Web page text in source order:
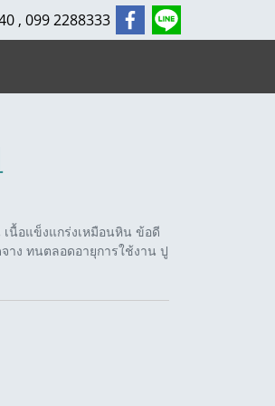
, 099 2288333
เนื้อแข็งแกร่งเหมือนหิน ข้อดี
ง ทนตลอดอายุการใช้งาน ปู